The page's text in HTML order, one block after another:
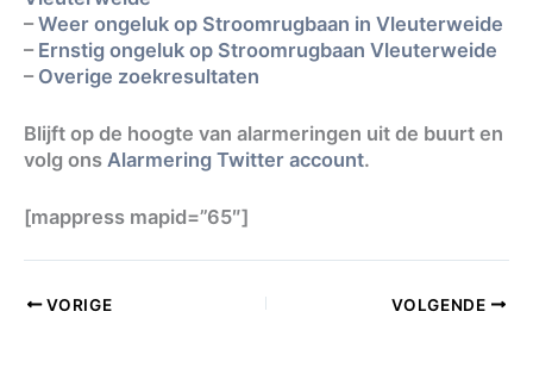
– Weer ongeluk op Stroomrugbaan in Vleuterweide
– Ernstig ongeluk op Stroomrugbaan Vleuterweide
– Overige zoekresultaten
Blijft op de hoogte van alarmeringen uit de buurt en
volg ons Alarmering Twitter account.
[mappress mapid=”65″]
VORIGE VOLGENDE